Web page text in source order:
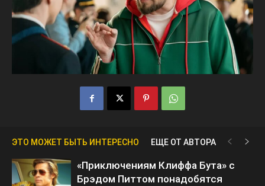
ЭТО МОЖЕТ БЫТЬ ИНТЕРЕСНО ЕЩЕ ОТ АВТОРА
«Приключениям Клиффа Бута» с
Брэдом Питтом понадобятся